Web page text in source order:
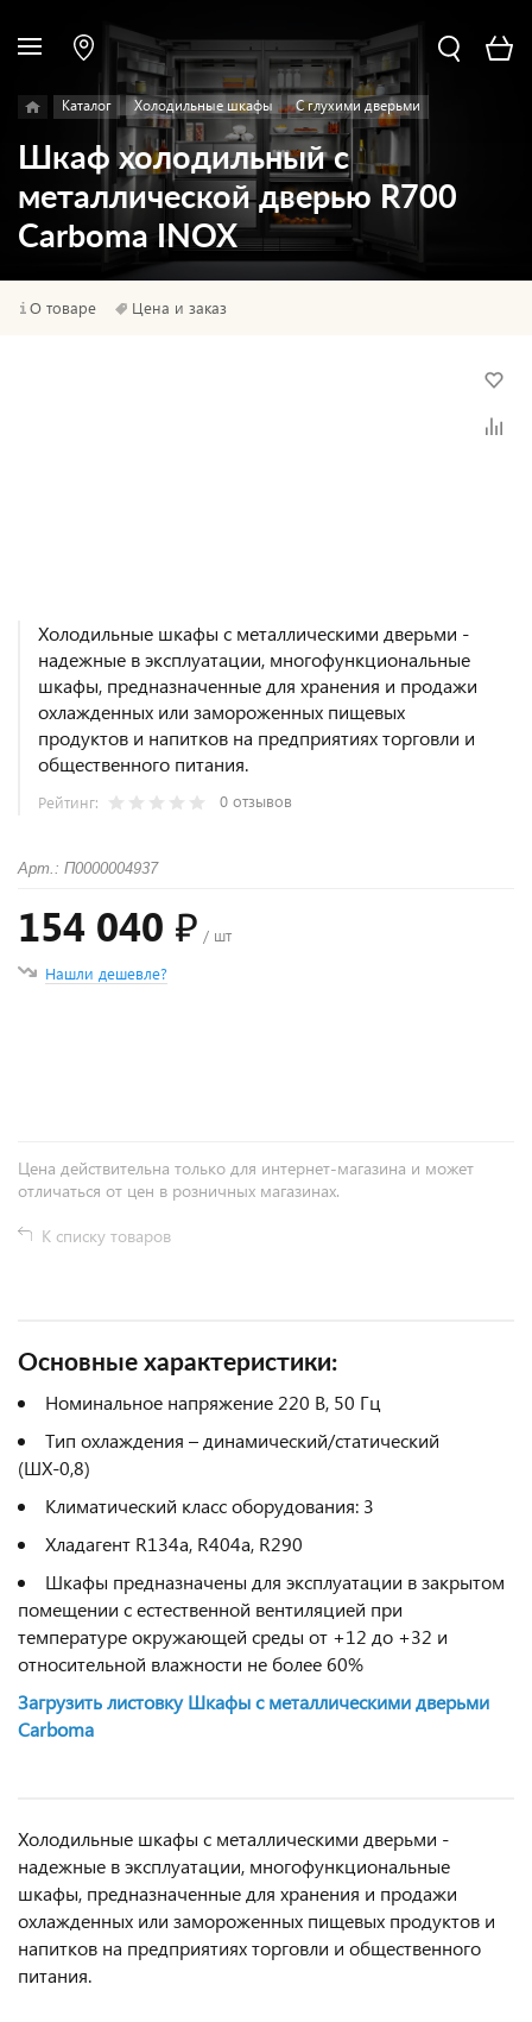
Каталог Холодильные шкафы С глухими дверьми
Шкаф холодильный с
металлической дверью R700
Carboma INOX
О товаре Цена и заказ
Холодильные шкафы с металлическими дверьми -
надежные в эксплуатации, многофункциональные
шкафы, предназначенные для хранения и продажи
охлажденных или замороженных пищевых
продуктов и напитков на предприятиях торговли и
общественного питания.
Рейтинг: 0 отзывов
Арт.: П0000004937
154 040 ₽ / шт
Нашли дешевле?
Цена действительна только для интернет-магазина и может
отличаться от цен в розничных магазинах.
К списку товаров
Основные характеристики:
Номинальное напряжение 220 В, 50 Гц
Тип охлаждения – динамический/статический
(ШХ-0,8)
Климатический класс оборудования: 3
Хладагент R134a, R404a, R290
Шкафы предназначены для эксплуатации в закрытом
помещении с естественной вентиляцией при
температуре окружающей среды от +12 до +32 и
относительной влажности не более 60%
Загрузить листовку Шкафы с металлическими дверьми
Carboma
Холодильные шкафы с металлическими дверьми -
надежные в эксплуатации, многофункциональные
шкафы, предназначенные для хранения и продажи
охлажденных или замороженных пищевых продуктов и
напитков на предприятиях торговли и общественного
питания.